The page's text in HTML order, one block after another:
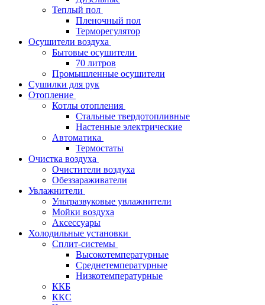
Теплый пол
Пленочный пол
Терморегулятор
Осушители воздуха
Бытовые осушители
70 литров
Промышленные осушители
Сушилки для рук
Отопление
Котлы отопления
Стальные твердотопливные
Настенные электрические
Автоматика
Термостаты
Очистка воздуха
Очистители воздуха
Обеззараживатели
Увлажнители
Ультразвуковые увлажнители
Мойки воздуха
Аксессуары
Холодильные установки
Сплит-системы
Высокотемпературные
Среднетемпературные
Низкотемпературные
ККБ
ККС